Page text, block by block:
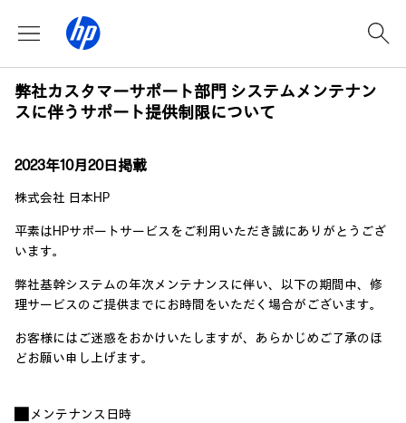
弊社カスタマーサポート部門 システムメンテナン
スに伴うサポート提供制限について
2023年10月20日掲載
株式会社 日本HP
平素はHPサポートサービスをご利用いただき誠にありがとうござ
います。
弊社基幹システムの年次メンテナンスに伴い、以下の期間中、修
理サービスのご提供までにお時間をいただく場合がございます。
お客様にはご迷惑をおかけいたしますが、あらかじめご了承のほ
どお願い申し上げます。
■ メンテナンス日時